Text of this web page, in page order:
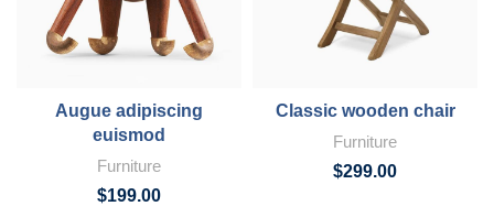
Augue adipiscing
euismod
Furniture
$199.00
Classic wooden chair
Furniture
$299.00